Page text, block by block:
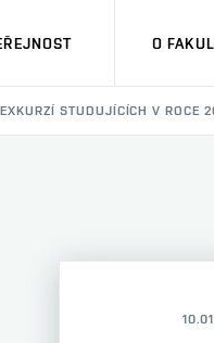
O
STUDUJÍCÍCH V ROCE